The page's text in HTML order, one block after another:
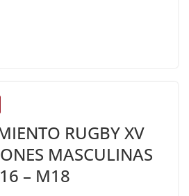
RUGBY XV
MASCULINAS
– M18